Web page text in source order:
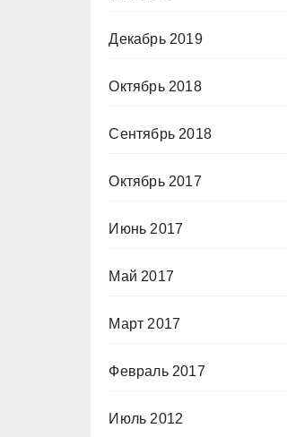
Декабрь 2019
Октябрь 2018
Сентябрь 2018
Октябрь 2017
Июнь 2017
Май 2017
Март 2017
Февраль 2017
Июль 2012